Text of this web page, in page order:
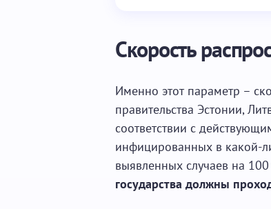
Скорость
Именно этот параметр –
правительства Эстонии,
соответствии с
инфицированных в какой-
выявленных случаев на
государства должны